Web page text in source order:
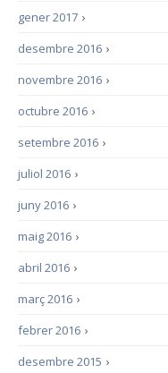
›
gener 2017
›
desembre 2016
›
novembre 2016
›
octubre 2016
›
setembre 2016
›
juliol 2016
›
juny 2016
›
maig 2016
›
abril 2016
›
març 2016
›
febrer 2016
›
desembre 2015